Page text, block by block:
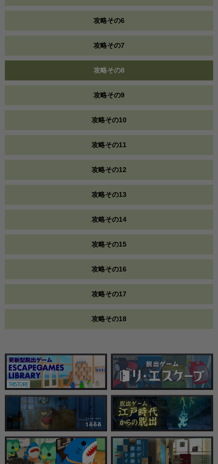
攻略その6
攻略その7
攻略その8
攻略その9
攻略その10
攻略その11
攻略その12
攻略その13
攻略その14
攻略その15
攻略その16
攻略その17
攻略その18